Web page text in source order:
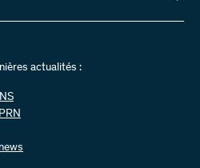
complètes sur les projets de
par le FNS :
actualités :